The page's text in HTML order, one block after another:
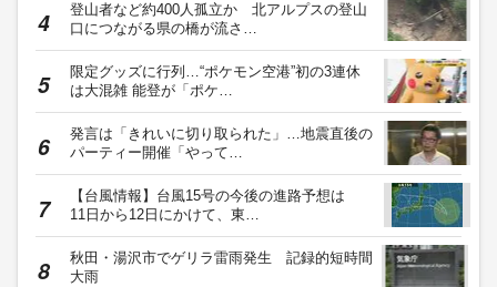
登山者など約400人孤立か 北アルプスの登山
口につながる県の橋が流さ…
限定グッズに行列…“ポケモン空港”初の3連休
は大混雑 能登が「ポケ…
発言は「きれいに切り取られた」…地震直後の
パーティー開催「やって…
【台風情報】台風15号の今後の進路予想は
11日から12日にかけて、東…
秋田・湯沢市でゲリラ雷雨発生 記録的短時間
大雨